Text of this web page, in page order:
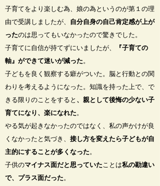
子育てをより楽しむ為、娘の為というのが第１の理
由で受講しましたが、 自分自身の自己肯定感が上が
ったのは思ってもいなかったので驚きでした。
子育てに自信が持てずにいましたが、
『子育ての
軸』ができて迷いが減った。
子どもを良く観察する癖がついた。脳と行動との関
わりを考えるようになった。 知識を持った上で、で
きる限りのことをすると 、親として後悔の少ない子
育てになり、楽になれた。
やる気が起きなかったのではなく、私の声かけが良
くなかったと気づき、 接し方を変えたら子どもが自
主的にすることが多くなった。
子供のマイナス面だと思っていたことは私の勘違い
で、プラス面だった。